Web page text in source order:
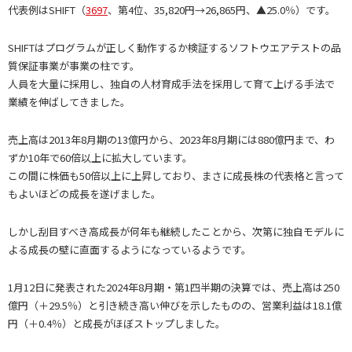
代表例はSHIFT（3697、第4位、35,820円→26,865円、▲25.0％）です。
SHIFTはプログラムが正しく動作するか検証するソフトウエアテストの品
質保証事業が事業の柱です。
人員を大量に採用し、独自の人材育成手法を採用して育て上げる手法で
業績を伸ばしてきました。
売上高は2013年8月期の13億円から、2023年8月期には880億円まで、わ
ずか10年で60倍以上に拡大しています。
この間に株価も50倍以上に上昇しており、まさに成長株の代表格と言って
もよいほどの成長を遂げました。
しかし刮目すべき高成長が何年も継続したことから、次第に独自モデルに
よる成長の壁に直面するようになっているようです。
1月12日に発表された2024年8月期・第1四半期の決算では、売上高は250
億円（＋29.5％）と引き続き高い伸びを示したものの、営業利益は18.1億
円（＋0.4％）と成長がほぼストップしました。